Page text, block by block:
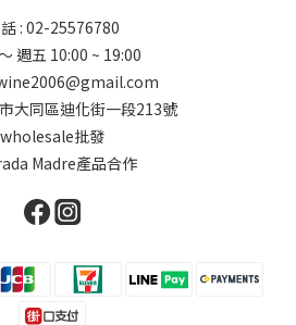
: 02-25576780
週五 10:00 ~ 19:00
大同區迪化街一段213號
wholesale批發
Madre產品合作